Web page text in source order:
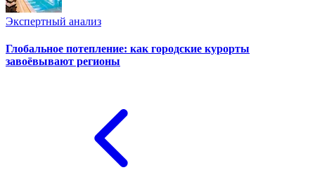
Экспертный анализ
Глобальное потепление: как городские курорты
завоёвывают регионы